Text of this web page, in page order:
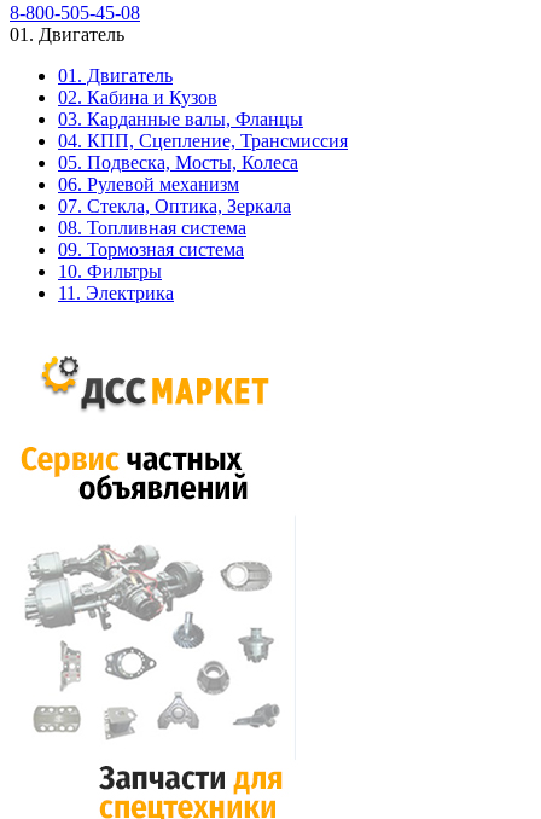
8-800-505-45-08
01. Двигатель
01. Двигатель
02. Кабина и Кузов
03. Карданные валы, Фланцы
04. КПП, Сцепление, Трансмиссия
05. Подвеска, Мосты, Колеса
06. Рулевой механизм
07. Стекла, Оптика, Зеркала
08. Топливная система
09. Тормозная система
10. Фильтры
11. Электрика